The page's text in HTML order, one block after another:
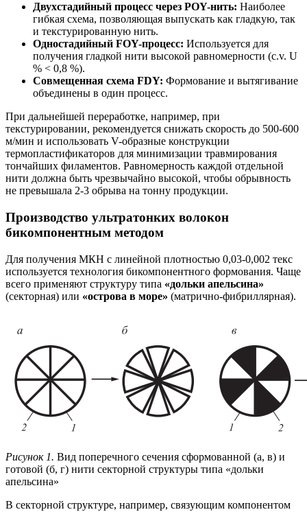
Двухстадийный процесс через POY-нить: Наиболее
гибкая схема, позволяющая выпускать как гладкую, так
и текстурированную нить.
Одностадийный FOY-процесс: Используется для
получения гладкой нити высокой равномерности (c.v. U
% < 0,8 %).
Совмещенная схема FDY: Формование и вытягивание
объединены в один процесс.
При дальнейшей переработке, например, при
текстурировании, рекомендуется снижать скорость до 500-600
м/мин и использовать V-образные конструкции
термопластификаторов для минимизации травмирования
тончайших филаментов. Равномерность каждой отдельной
нити должна быть чрезвычайно высокой, чтобы обрывность
не превышала 2-3 обрыва на тонну продукции.
Производство ультратонких волокон
бикомпонентным методом
Для получения МКН с линейной плотностью 0,03-0,002 текс
используется технология бикомпонентного формования. Чаще
всего применяют структуру типа «дольки апельсина»
(секторная) или «острова в море» (матрично-фибриллярная).
Рисунок 1. Вид поперечного сечения сформованной (а, в) и
готовой (б, г) нити секторной структуры типа «дольки
апельсина»
В секторной структуре, например, связующим компонентом